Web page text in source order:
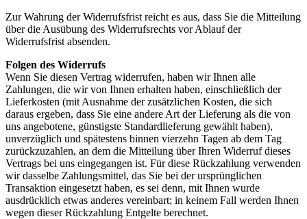
Zur Wahrung der Widerrufsfrist reicht es aus, dass Sie die Mitteilung
über die Ausübung des Widerrufsrechts vor Ablauf der
Widerrufsfrist absenden.
Folgen des Widerrufs
Wenn Sie diesen Vertrag widerrufen, haben wir Ihnen alle
Zahlungen, die wir von Ihnen erhalten haben, einschließlich der
Lieferkosten (mit Ausnahme der zusätzlichen Kosten, die sich
daraus ergeben, dass Sie eine andere Art der Lieferung als die von
uns angebotene, günstigste Standardlieferung gewählt haben),
unverzüglich und spätestens binnen vierzehn Tagen ab dem Tag
zurückzuzahlen, an dem die Mitteilung über Ihren Widerruf dieses
Vertrags bei uns eingegangen ist. Für diese Rückzahlung verwenden
wir dasselbe Zahlungsmittel, das Sie bei der ursprünglichen
Transaktion eingesetzt haben, es sei denn, mit Ihnen wurde
ausdrücklich etwas anderes vereinbart; in keinem Fall werden Ihnen
wegen dieser Rückzahlung Entgelte berechnet.